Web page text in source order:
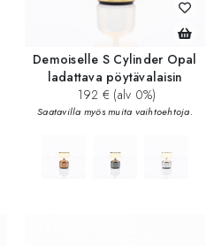
Demoiselle S Cylinder Opal
ladattava pöytävalaisin
192 € (alv 0%)
Saatavilla myös muita vaihtoehtoja.